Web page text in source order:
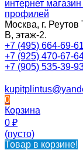
Москва, г.
В, этаж-2.
+7 (495) 664-69-61
+7 (925) 470-67-
+7 (905) 535-39-
0
Корзина
0 ₽
(пусто)
Товар в корзине!